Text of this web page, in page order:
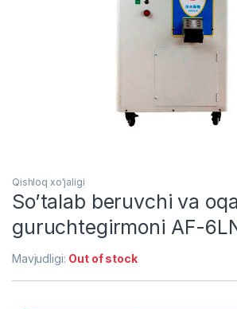
Qishloq xo'jaligi
So’talab beruvchi va
guruchtegirmoni AF-
Mavjudligi: Out of stock